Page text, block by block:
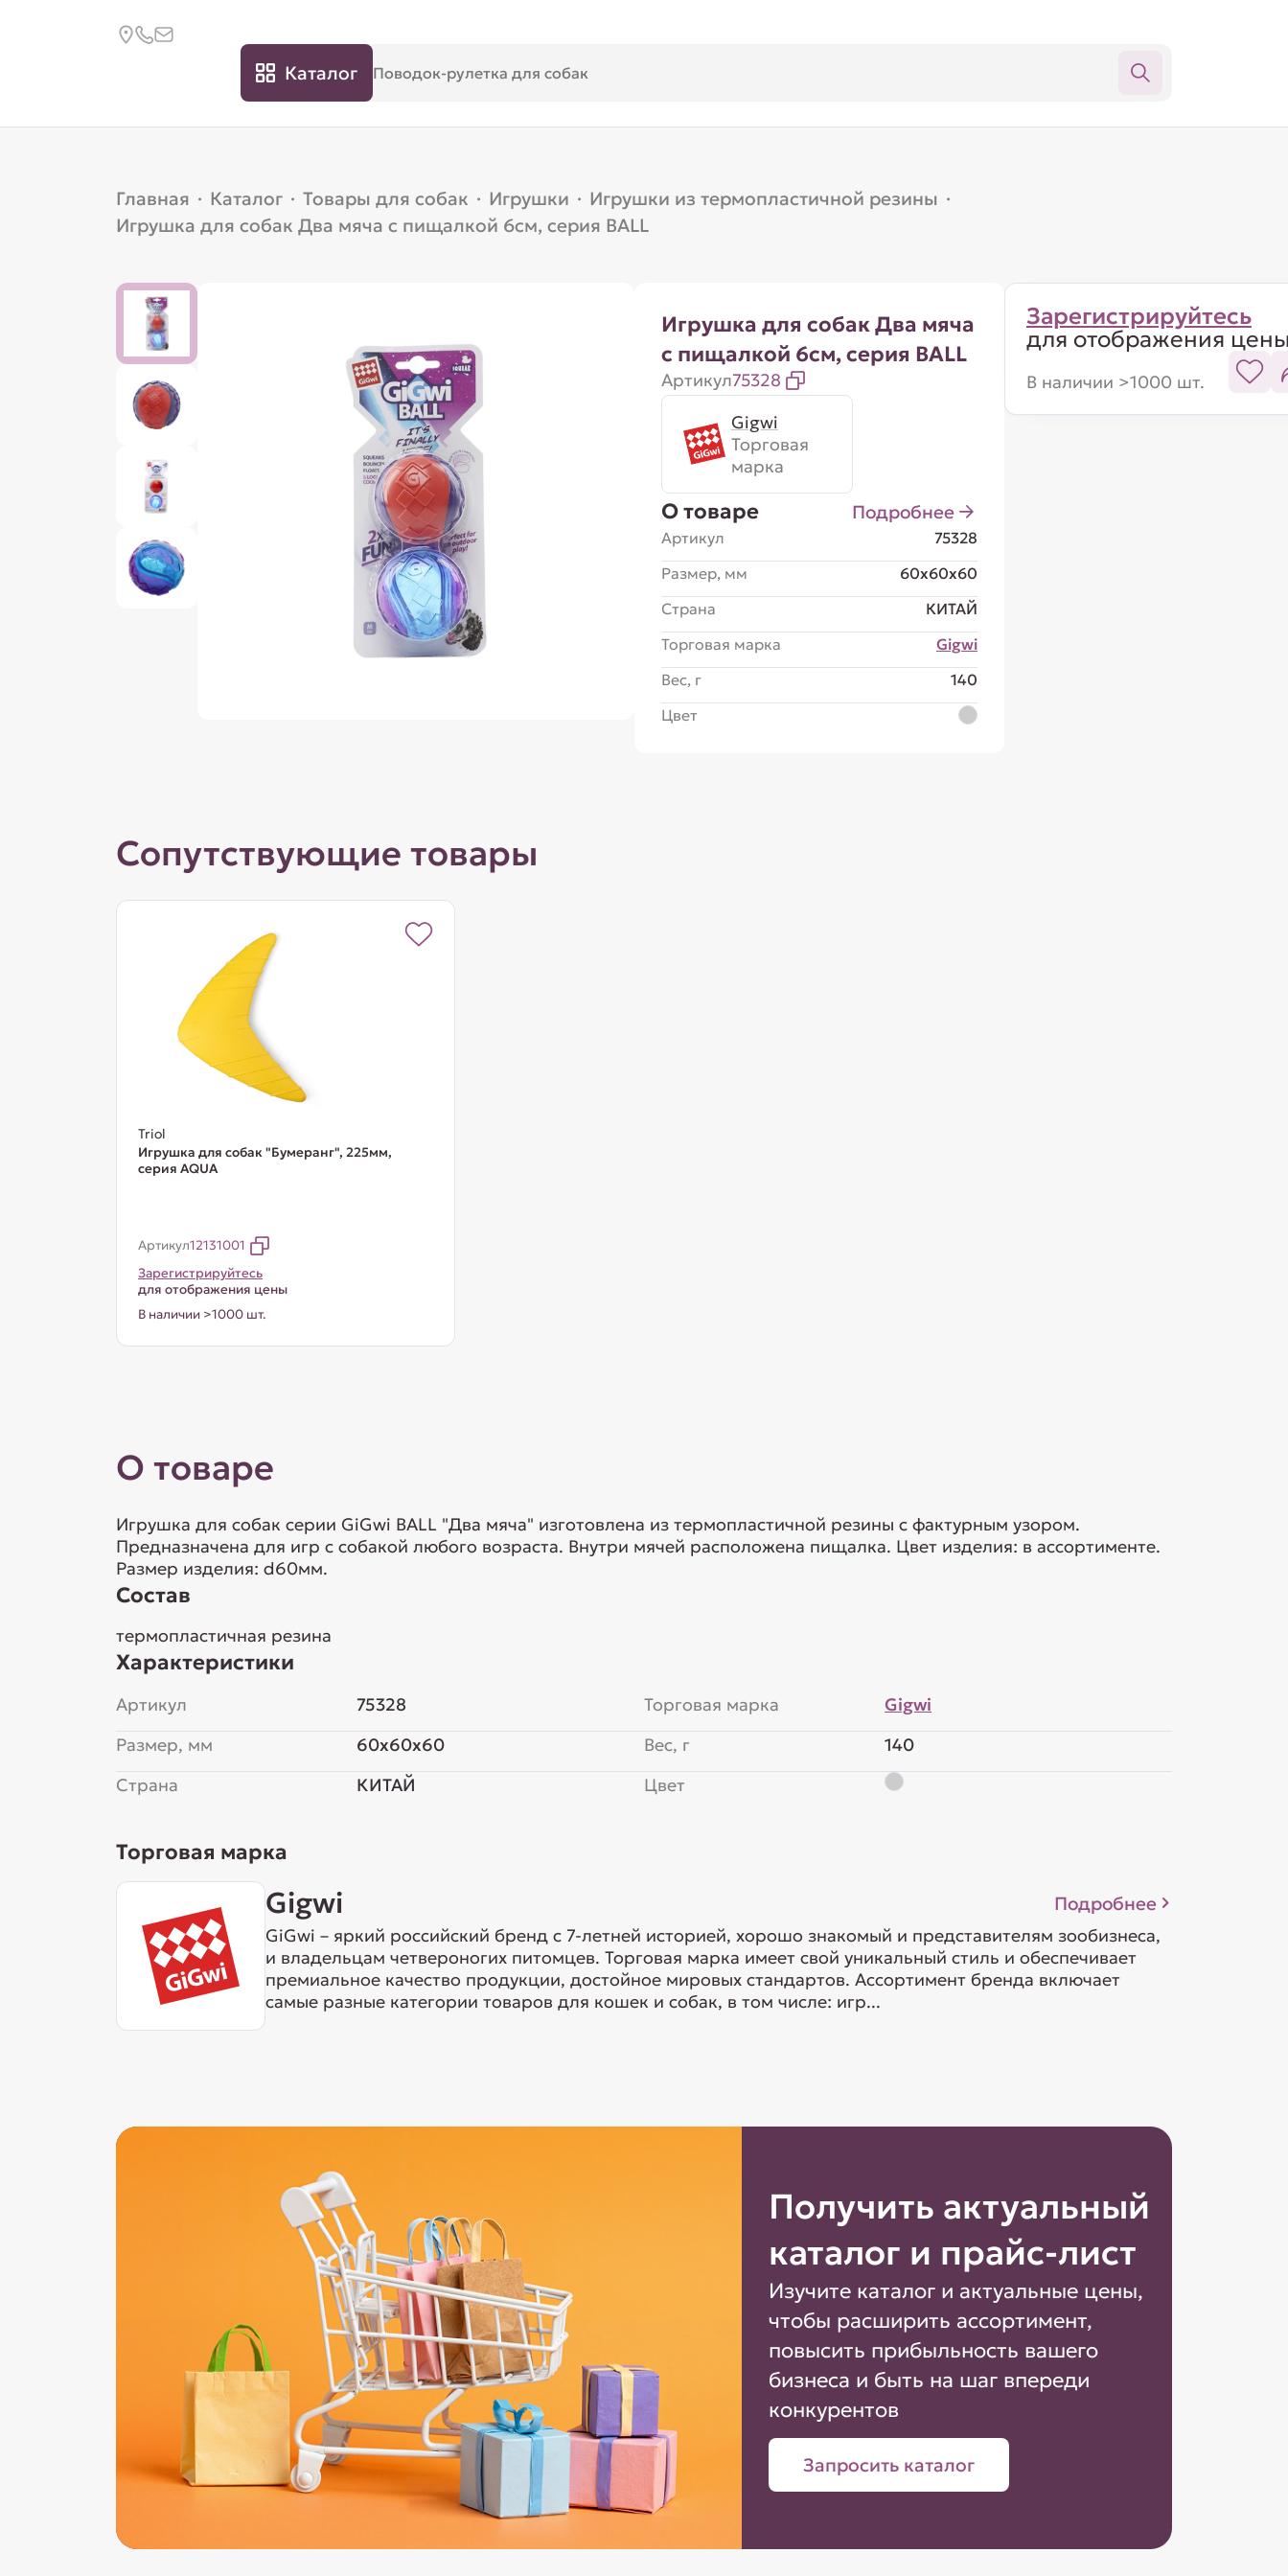
Каталог
Главная · Каталог · Товары для собак · Игрушки · Игрушки из термопластичной резины ·
Игрушка для собак Два мяча с пищалкой 6см, серия BALL
Игрушка для собак Два мяча
с пищалкой 6см, серия BALL
Артикул75328
Gigwi
Торговая
марка
О товаре Подробнее
Артикул
75328
Размер, мм
60x60x60
Страна
КИТАЙ
Торговая марка
Gigwi
Вес, г
140
Цвет
Зарегистрируйтесь
для отображения
В наличии >1000 шт.
Сопутствующие товары
Triol
Игрушка для собак "Бумеранг", 225мм,
серия AQUA
Артикул12131001
Зарегистрируйтесь
для отображения цены
В наличии >1000 шт.
О товаре
Игрушка для собак серии GiGwi BALL "Два мяча" изготовлена из термопластичной резины с фактурным узором.
Предназначена для игр с собакой любого возраста. Внутри мячей расположена пищалка. Цвет изделия: в ассортименте.
Размер изделия: d60мм.
Состав
термопластичная резина
Характеристики
Артикул
75328
Размер, мм
60x60x60
Страна
КИТАЙ
Торговая марка
Gigwi
Вес, г
140
Цвет
Торговая марка
Gigwi Подробнее
GiGwi – яркий российский бренд с 7-летней историей, хорошо знакомый и представителям зообизнеса,
и владельцам четвероногих питомцев. Торговая марка имеет свой уникальный стиль и обеспечивает
премиальное качество продукции, достойное мировых стандартов. Ассортимент бренда включает
самые разные категории товаров для кошек и собак, в том числе: игр...
Получить актуальный
каталог и прайс-лист
Изучите каталог и актуальные цены,
чтобы расширить ассортимент,
повысить прибыльность вашего
бизнеса и быть на шаг впереди
конкурентов
Запросить каталог